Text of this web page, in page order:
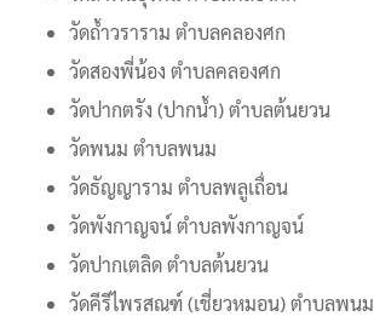
วัดถ้ำวราราม ตำบลคลองศก
วัดสองพี่น้อง ตำบลคลองศก
วัดปากตรัง (ปากน้ำ) ตำบลต้นยวน
วัดพนม ตำบลพนม
วัดธัญญาราม ตำบลพลูเถื่อน
วัดพังกาญจน์ ตำบลพังกาญจน์
วัดปากเตลิด ตำบลต้นยวน
วัดคีรีไพรสณฑ์ (เชี่ยวหมอน) ตำบลพนม